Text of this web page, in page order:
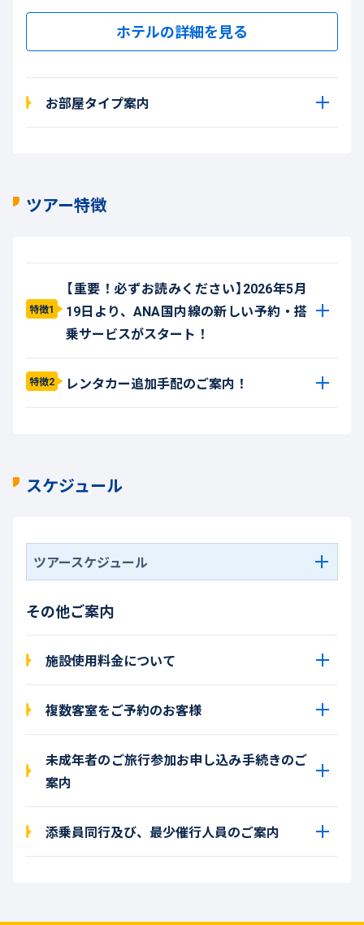
ホテルの詳細を見る
お部屋タイプ案内
ツアー特徴
特徴1
【重要！必ずお読みください】2026年5月
19日より、ANA国内線の新しい予約・搭
乗サービスがスタート！
特徴2 レンタカー追加手配のご案内！
スケジュール
ツアースケジュール
その他ご案内
施設使用料金について
複数客室をご予約のお客様
未成年者のご旅行参加お申し込み手続きのご
案内
添乗員同行及び、最少催行人員のご案内